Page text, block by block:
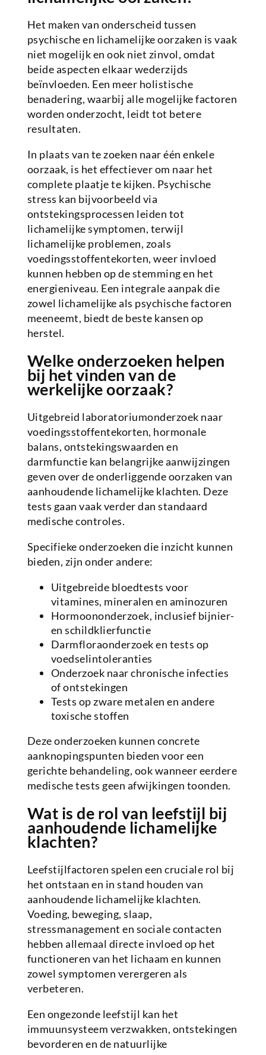
Het maken van onderscheid tussen
psychische en lichamelijke oorzaken is vaak
niet mogelijk en ook niet zinvol, omdat
beide aspecten elkaar wederzijds
beïnvloeden. Een meer holistische
benadering, waarbij alle mogelijke factoren
worden onderzocht, leidt tot betere
resultaten.
In plaats van te zoeken naar één enkele
oorzaak, is het effectiever om naar het
complete plaatje te kijken. Psychische
stress kan bijvoorbeeld via
ontstekingsprocessen leiden tot
lichamelijke symptomen, terwijl
lichamelijke problemen, zoals
voedingsstoffentekorten, weer invloed
kunnen hebben op de stemming en het
energieniveau. Een integrale aanpak die
zowel lichamelijke als psychische factoren
meeneemt, biedt de beste kansen op
herstel.
Welke onderzoeken helpen
bij het vinden van de
werkelijke oorzaak?
Uitgebreid laboratoriumonderzoek naar
voedingsstoffentekorten, hormonale
balans, ontstekingswaarden en
darmfunctie kan belangrijke aanwijzingen
geven over de onderliggende oorzaken van
aanhoudende lichamelijke klachten. Deze
tests gaan vaak verder dan standaard
medische controles.
Specifieke onderzoeken die inzicht kunnen
bieden, zijn onder andere:
Uitgebreide bloedtests voor
vitamines, mineralen en aminozuren
Hormoononderzoek, inclusief bijnier-
en schildklierfunctie
Darmfloraonderzoek en tests op
voedselintoleranties
Onderzoek naar chronische infecties
of ontstekingen
Tests op zware metalen en andere
toxische stoffen
Deze onderzoeken kunnen concrete
aanknopingspunten bieden voor een
gerichte behandeling, ook wanneer eerdere
medische tests geen afwijkingen toonden.
Wat is de rol van leefstijl bij
aanhoudende lichamelijke
klachten?
Leefstijlfactoren spelen een cruciale rol bij
het ontstaan en in stand houden van
aanhoudende lichamelijke klachten.
Voeding, beweging, slaap,
stressmanagement en sociale contacten
hebben allemaal directe invloed op het
functioneren van het lichaam en kunnen
zowel symptomen verergeren als
verbeteren.
Een ongezonde leefstijl kan het
immuunsysteem verzwakken, ontstekingen
bevorderen en de natuurlijke